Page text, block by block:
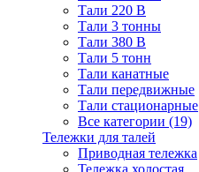
Тали 220 В
Тали 3 тонны
Тали 380 В
Тали 5 тонн
Тали канатные
Тали передвижные
Тали стационарные
Все категории (19)
Тележки для талей
Приводная тележка
Тележка холостая